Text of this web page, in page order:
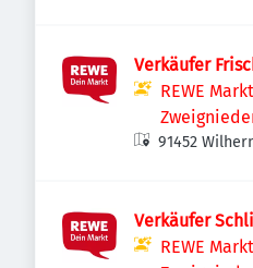
Verkäufer
REWE
91452
Verkäufer
REWE